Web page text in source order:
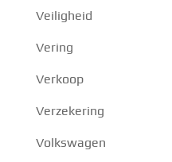
Veiligheid
Vering
Verkoop
Verzekering
Volkswagen